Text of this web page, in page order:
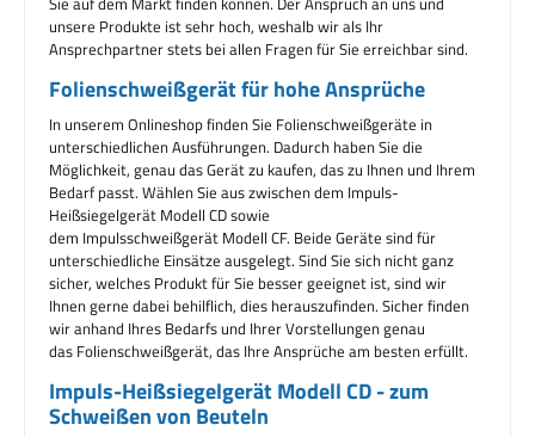
unsere Produkte ist sehr hoch, weshalb wir als Ihr
Ansprechpartner stets bei allen Fragen für Sie erreichbar sind.
Folienschweißgerät für hohe Ansprüche
In unserem Onlineshop finden Sie Folienschweißgeräte in
unterschiedlichen Ausführungen. Dadurch haben Sie die
Möglichkeit, genau das Gerät zu kaufen, das zu Ihnen und Ihrem
Bedarf passt. Wählen Sie aus zwischen dem Impuls-
Heißsiegelgerät Modell CD sowie
dem Impulsschweißgerät Modell CF. Beide Geräte sind für
unterschiedliche Einsätze ausgelegt. Sind Sie sich nicht ganz
sicher, welches Produkt für Sie besser geeignet ist, sind wir
Ihnen gerne dabei behilflich, dies herauszufinden. Sicher finden
wir anhand Ihres Bedarfs und Ihrer Vorstellungen genau
das Folienschweißgerät, das Ihre Ansprüche am besten erfüllt.
Impuls-Heißsiegelgerät Modell CD - zum
Schweißen von Beuteln